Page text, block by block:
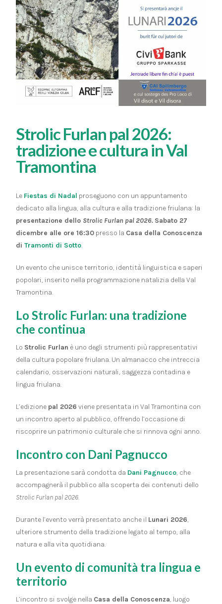
Strolic Furlan pal 2026:
tradizione e cultura in Val
Tramontina
Le Fiestas di Nadal proseguono con un appuntamento
dedicato alla lingua, alla cultura e alla tradizione friulana: la
presentazione dello Strolic Furlan pal 2026. Sabato 27
dicembre alle ore 16:30 presso la Casa della Conoscenza
diTramonti di Sotto.
Un evento che unisce territorio, identità linguistica e saperi
popolari, inserito nella programmazione natalizia della Val
Tramontina.
Lo Strolic Furlan: una tradizione
che continua
Lo Strolic Furlan è uno degli strumenti più rappresentativi
della cultura popolare friulana. Un almanacco che intreccia
calendario, osservazioni naturali, saggezza contadina e
lingua friulana.
L’edizione pal 2026 viene presentata in Val Tramontina con
un incontro aperto al pubblico, offrendo l’occasione di
riscoprire un patrimonio culturale che si rinnova ogni anno.
Incontro con Dani Pagnucco
La presentazione sarà condotta da Dani Pagnucco, che
accompagnerà il pubblico alla scoperta dei contenuti dello
Strolic Furlan pal 2026.
Durante l’evento verrà presentato anche il Lunari 2026,
ulteriore strumento della tradizione legato al tempo, alla
natura e alla vita quotidiana.
Un evento di comunità tra lingua e
territorio
L’incontro si svolge nella Casa della Conoscenza, luogo